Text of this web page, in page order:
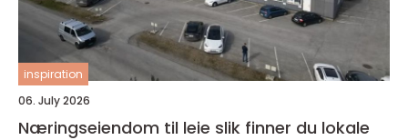
inspiration
06. July 2026
Næringseiendom til leie slik finner du lokale